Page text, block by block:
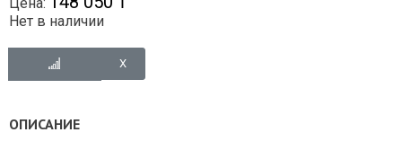
Нет в наличии
ОПИСАНИЕ